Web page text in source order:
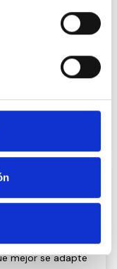
derecho al ocio
vida y el
mejor se adapte